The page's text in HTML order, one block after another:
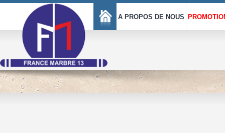
A PROPOS DE NOUS